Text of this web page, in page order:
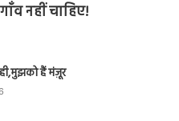
नहीं चाहिए!
हैं मंज़ूर